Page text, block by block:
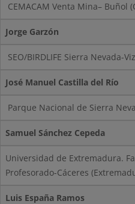
CEMACAM Venta Mina– Buñol
Jorge Garzón
SEO/BIRDLIFE Sierra Nevada-
José Manuel Castilla del Río
Parque Nacional de Sierra
Samuel Sánchez Cepeda
Universidad de Extremadura.
Profesorado-Cáceres
Luis España Ramos